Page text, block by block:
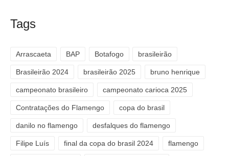
Tags
Arrascaeta BAP Botafogo brasileirão
Brasileirão 2024 brasileirão 2025 bruno henrique
campeonato brasileiro campeonato carioca 2025
Contratações do Flamengo copa do brasil
danilo no flamengo desfalques do flamengo
Filipe Luís final da copa do brasil 2024 flamengo